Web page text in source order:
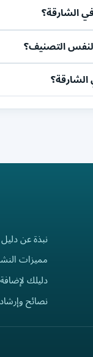
الشارقة؟
التصنيف؟
نبذة عن
مميزات
دليلك
نصائح